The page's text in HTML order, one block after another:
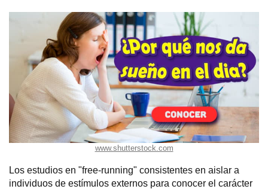
www.shutterstock.com
Los estudios en "free-running" consistentes en aislar a
individuos de estímulos externos para conocer el carácter